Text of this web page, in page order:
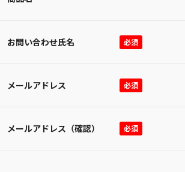
お問い合わせ氏名
メールアドレス
メールアドレス（確認）